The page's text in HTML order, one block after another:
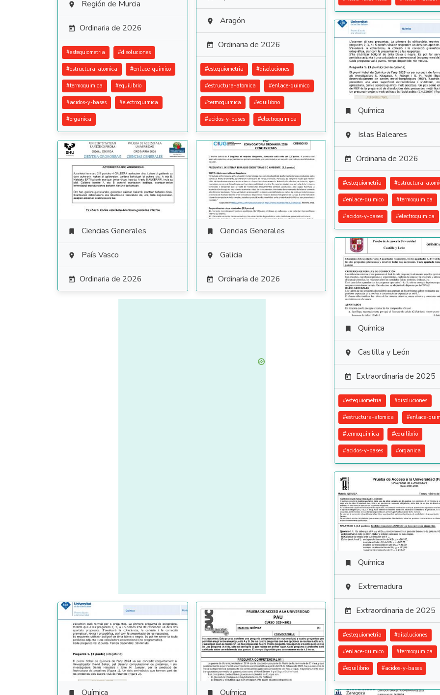
 Región de Murcia
 Ordinaria de 2026
#estequiometria #disoluciones
#estructura-atomica #enlace-quimico
#termoquimica #equilibrio
#acidos-y-bases #electroquimica
#organica
 Aragón
 Ordinaria de 2026
#estequiometria #disoluciones
#estructura-atomica #enlace-quimico
#termoquimica #equilibrio
#acidos-y-bases #electroquimica
 Química
 Islas Baleares
 Ordinaria de 2026
#estequiometria #estructura-
#enlace-quimico #termoquimica
#acidos-y-bases #electroquimica
 Ciencias Generales
 País Vasco
 Ordinaria de 2026
 Ciencias Generales
 Galicia
 Ordinaria de 2026
 Química
 Castilla y León
 Extraordinaria de 2025
#estequiometria #disoluciones
#estructura-atomica #enlace-
#termoquimica #equilibrio
#acidos-y-bases #organica
 Química
 Extremadura
 Extraordinaria de 2025
#estequiometria #disoluciones
#enlace-quimico #termoquimica
#equilibrio #acidos-y-bases
 Química  Química